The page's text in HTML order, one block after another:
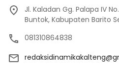
Jl. Kaladan Gg. Palapa IV
Buntok, Kabupaten Barito
081310864838